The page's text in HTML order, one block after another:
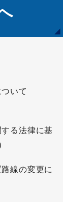
いて
る法律に基
線の変更に